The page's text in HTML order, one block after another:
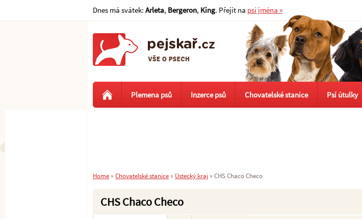
CHS Chaco Checo
Plemena psů Inzerce psů Chovatelské stanice Psí útulky
Home » Chovatelské stanice » Ústecký kraj » CHS Chaco Checo
Dnes má svátek: Arleta, Bergeron, King. Přejít na psí jména »